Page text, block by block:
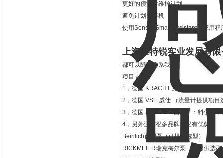
更好的预测性维护计划
避免计划外停机
使用Sensor Smart Assistant在应用
上海维特锐实业发展有限
都可以随时联系我！
项目支持：
1，德国 KRACHT 克拉克（流量计、
2，德国 VSE 威仕 （流量计提供项目
3，德国 SIEMENS 西门子：料位计
4，另外还有很多品牌也很有优势：
Beinlich百利泵（可提供选型）
RICKMEIER瑞克梅尔泵（可提供选型